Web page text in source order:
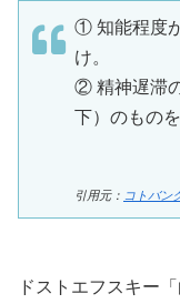
① 知能程度
け。
② 精神遅滞
下）のもの
引用元： コトバン
ドストエフスキー